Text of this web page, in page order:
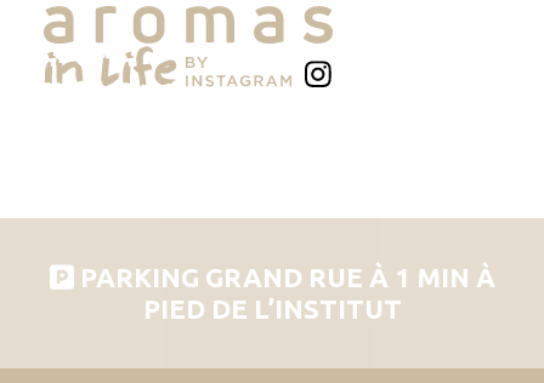
PARKING GRAND RUE À 1 MIN À
PIED DE L’INSTITUT